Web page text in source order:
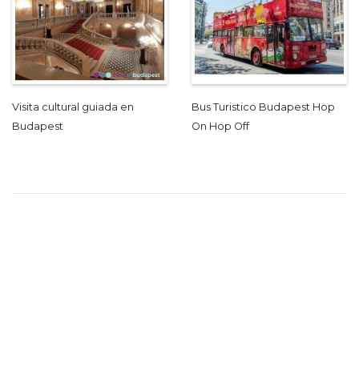
Visita cultural guiada en
Budapest
Bus Turistico Budapest Hop
On Hop Off